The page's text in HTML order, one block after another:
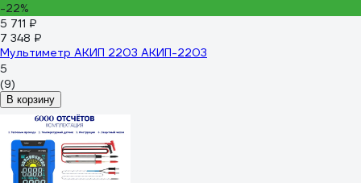
-22%
5 711 ₽
7 348 ₽
Мультиметр АКИП 2203 АКИП-2203
5
(9)
В корзину